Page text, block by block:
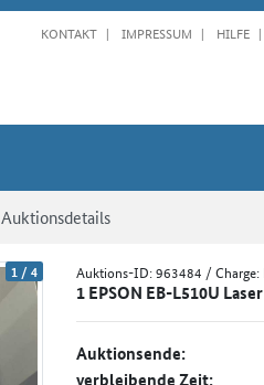
KONTAKT IMPRESSUM HILFE
Auktionsdetails
1 /4 Auktions-ID:963484 / Charge:
1 EPSON EB-L510U
Auktionsende:
verbleibende Zeit: